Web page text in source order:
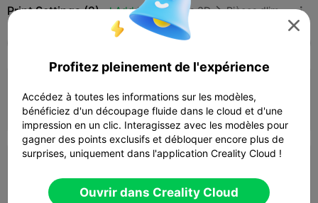
Print Settings (2) Add Imprimantes 3D  Pièces d'imprimante 3D 
remplissage
 06h 29m  2 plates  257.22g
remplissage
06h 59m  2 plates  252.60g

Profitez pleinement de l'expérience
Accédez à toutes les informations sur les modèles,
bénéficiez d'un découpage fluide dans le cloud et d'une
impression en un clic. Interagissez avec les modèles pour
gagner des points exclusifs et débloquer encore plus de
surprises, uniquement dans l'application Creality Cloud !
Ouvrir dans Creality Cloud